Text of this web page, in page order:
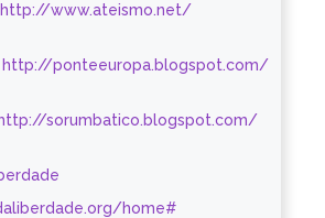
http://www.ateismo.net/
http://ponteeuropa.blogspot.com/
sorumbatico.blogspot.com/
home#